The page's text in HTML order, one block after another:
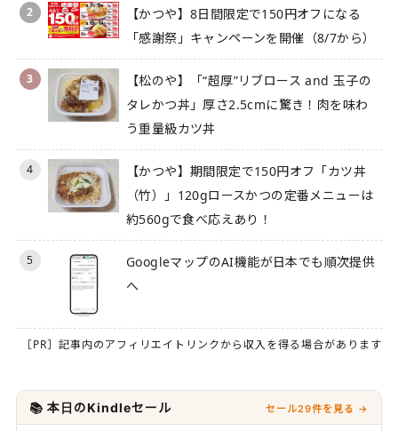
2
【かつや】8日間限定で150円オフになる
「感謝祭」キャンペーンを開催（8/7から）
3
【松のや】「“超厚”リブロース and 玉子の
タレかつ丼」厚さ2.5cmに驚き！肉を味わ
う重量級カツ丼
4
【かつや】期間限定で150円オフ「カツ丼
（竹）」120gロースかつの定番メニューは
約560gで食べ応えあり！
5
GoogleマップのAI機能が日本でも順次提供
へ
［PR］記事内のアフィリエイトリンクから収入を得る場合があります
📚 本日のKindleセール セール29件を見る →